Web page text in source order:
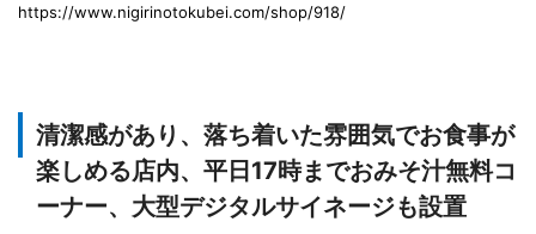
https://www.nigirinotokubei.com/shop/918/
清潔感があり、落ち着いた雰囲気でお食事が
楽しめる店内、平日17時までおみそ汁無料コ
ーナー、大型デジタルサイネージも設置